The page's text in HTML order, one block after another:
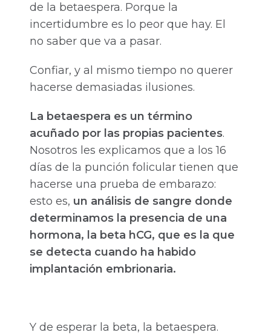
de la betaespera. Porque la
incertidumbre es lo peor que hay. El
no saber que va a pasar.
Confiar, y al mismo tiempo no querer
hacerse demasiadas ilusiones.
La betaespera es un término
acuñado por las propias pacientes.
Nosotros les explicamos que a los 16
días de la punción folicular tienen que
hacerse una prueba de embarazo:
esto es, un análisis de sangre donde
determinamos la presencia de una
hormona, la beta hCG, que es la que
se detecta cuando ha habido
implantación embrionaria.
Y de esperar la beta, la betaespera.